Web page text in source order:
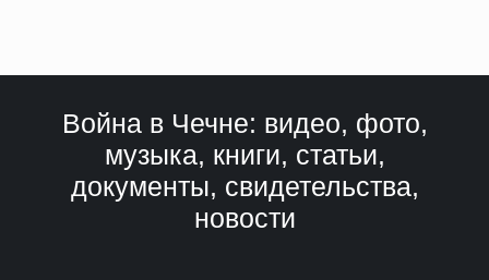
Война в Чечне: видео, фото,
музыка, книги, статьи,
документы, свидетельства,
новости